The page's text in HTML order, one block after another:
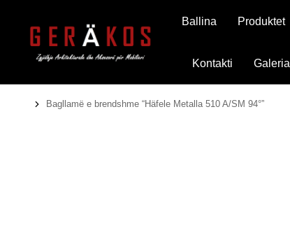
Ballina Produktet
Kontakti Galeria
You are here:
Bagllamë e brendshme “Häfele Metalla 510 A/SM 94°”